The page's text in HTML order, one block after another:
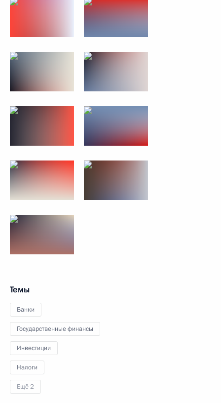
Темы
Банки
Государственные финансы
Инвестиции
Налоги
Ещё 2